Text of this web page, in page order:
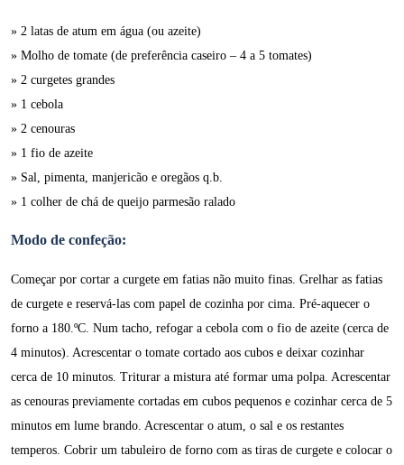
» 2 latas de atum em água (ou azeite)
» Molho de tomate (de preferência caseiro – 4 a 5 tomates)
» 2 curgetes grandes
» 1 cebola
» 2 cenouras
» 1 fio de azeite
» Sal, pimenta, manjericão e oregãos q.b.
» 1 colher de chá de queijo parmesão ralado
Modo de confeção:
Começar por cortar a curgete em fatias não muito finas. Grelhar as fatias
de curgete e reservá-las com papel de cozinha por cima. Pré-aquecer o
forno a 180.ºC. Num tacho, refogar a cebola com o fio de azeite (cerca de
4 minutos). Acrescentar o tomate cortado aos cubos e deixar cozinhar
cerca de 10 minutos. Triturar a mistura até formar uma polpa. Acrescentar
as cenouras previamente cortadas em cubos pequenos e cozinhar cerca de 5
minutos em lume brando. Acrescentar o atum, o sal e os restantes
temperos. Cobrir um tabuleiro de forno com as tiras de curgete e colocar o